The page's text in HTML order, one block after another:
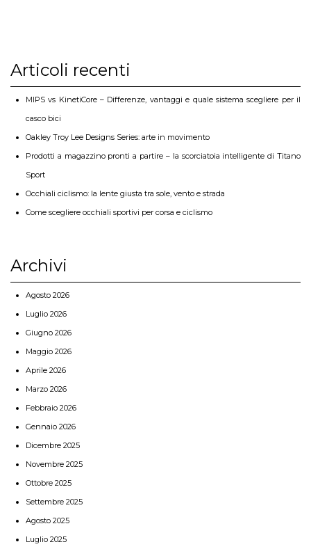
Articoli recenti
MIPS vs KinetiCore – Differenze, vantaggi e quale sistema scegliere per il
casco bici
Oakley Troy Lee Designs Series: arte in movimento
Prodotti a magazzino pronti a partire – la scorciatoia intelligente di Titano
Sport
Occhiali ciclismo: la lente giusta tra sole, vento e strada
Come scegliere occhiali sportivi per corsa e ciclismo
Archivi
Agosto 2026
Luglio 2026
Giugno 2026
Maggio 2026
Aprile 2026
Marzo 2026
Febbraio 2026
Gennaio 2026
Dicembre 2025
Novembre 2025
Ottobre 2025
Settembre 2025
Agosto 2025
Luglio 2025